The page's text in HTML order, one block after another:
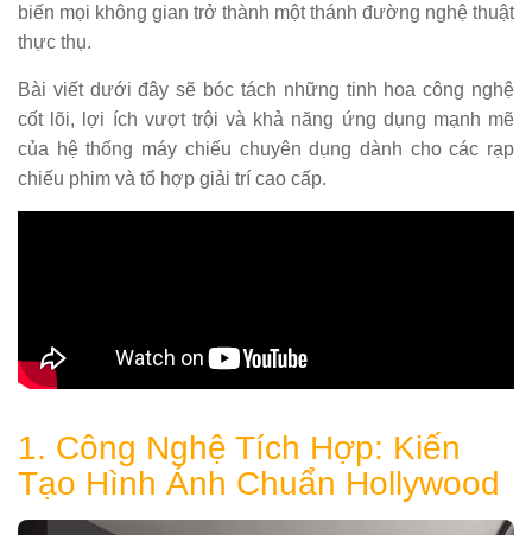
biến mọi không gian trở thành một thánh đường nghệ thuật
thực thụ.
Bài viết dưới đây sẽ bóc tách những tinh hoa công nghệ
cốt lõi, lợi ích vượt trội và khả năng ứng dụng mạnh mẽ
của hệ thống máy chiếu chuyên dụng dành cho các rạp
chiếu phim và tổ hợp giải trí cao cấp.
1. Công Nghệ Tích Hợp: Kiến
Tạo Hình Ảnh Chuẩn Hollywood